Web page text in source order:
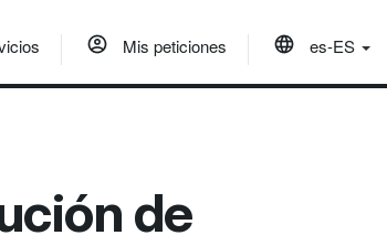
Mis peticiones es-ES
de